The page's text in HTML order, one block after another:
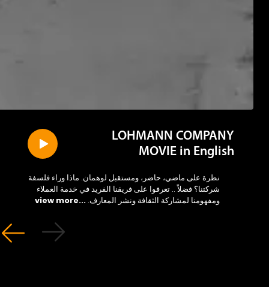
LOHMANN COMPANY
MOVIE in English
نظرة على ماضي، حاضر، ومستقبل لوهمان. ماذا وراء فلسفة
شركتنا؟ فضلاً .. تعرفوا على فريقنا الفريد في خدمة العملاء
ومفهومنا لمشاركة الثقافة ونشر المعارف....view more